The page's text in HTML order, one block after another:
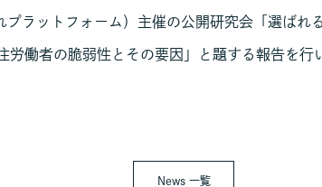
ラットフォーム）主催の公開研究会「選ばれ
働者の脆弱性とその要因」と題する報告を行
News 一覧